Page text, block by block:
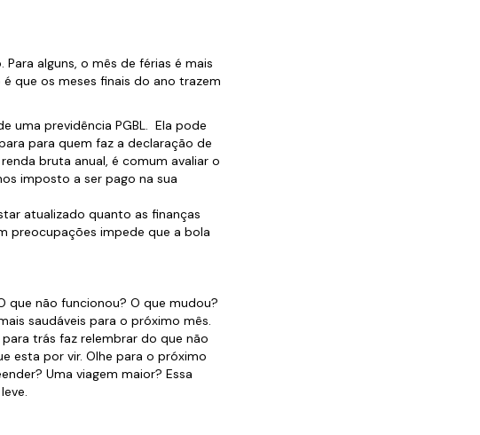
alguns, o mês de férias é mais
que os meses finais do ano trazem
uma previdência PGBL. Ela pode
para quem faz a declaração de
bruta anual, é comum avaliar o
imposto a ser pago na sua
atualizado quanto as finanças
preocupações impede que a bola
que não funcionou? O que mudou?
saudáveis para o próximo mês.
trás faz relembrar do que não
esta por vir. Olhe para o próximo
Uma viagem maior? Essa